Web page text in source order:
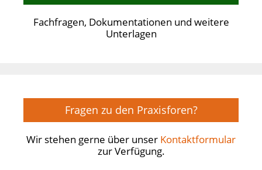
Fachfragen, Dokumentationen und weitere
Unterlagen
Fragen zu den Praxisforen?
Wir stehen gerne über unser Kontaktformular
zur Verfügung.